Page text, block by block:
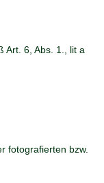
Art. 6, Abs. 1., lit a
fotografierten bzw.